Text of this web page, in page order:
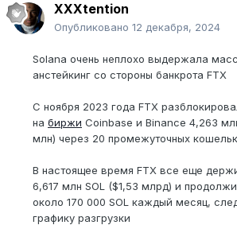
XXXtention
Опубликовано 12 декабря, 2024
Solana очень неплохо выдержала
анстейкинг со стороны банкрота FTX
С ноября 2023 года FTX
на биржи Coinbase и Binance 4,263
млн) через 20 промежуточных
В настоящее время FTX все еще
6,617 млн SOL ($1,53 млрд) и
около 170 000 SOL каждый месяц,
графику разгрузки